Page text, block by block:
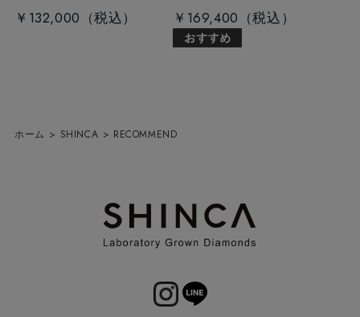
￥132,000 ￥169,400
ホーム > SHINCA > RECOMMEND